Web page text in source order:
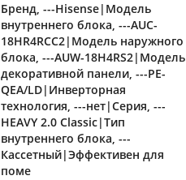
Бренд, ---Hisense|Модель
внутреннего блока, ---AUC-
18HR4RCC2|Модель наружного
блока, ---AUW-18H4RS2|Модель
декоративной панели, ---PE-
QEA/LD|Инверторная
технология, ---нет|Серия, ---
HEAVY 2.0 Classic|Тип
внутреннего блока, ---
Кассетный|Эффективен для
поме